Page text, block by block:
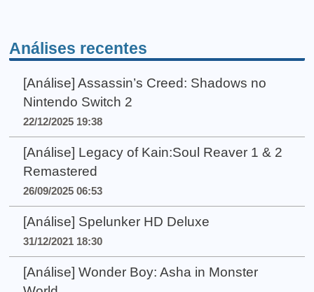
Análises recentes
[Análise] Assassin’s Creed: Shadows no
Nintendo Switch 2
22/12/2025 19:38
[Análise] Legacy of Kain:Soul Reaver 1 & 2
Remastered
26/09/2025 06:53
[Análise] Spelunker HD Deluxe
31/12/2021 18:30
[Análise] Wonder Boy: Asha in Monster